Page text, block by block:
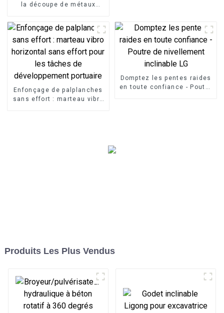
la découpe de métaux
résistance pour les
opérations lourdes
Enfonçage de palplanches
sans effort : marteau vibro
Domptez les pentes raides
en toute confiance - Poutre
Produits Les Plus Vendus